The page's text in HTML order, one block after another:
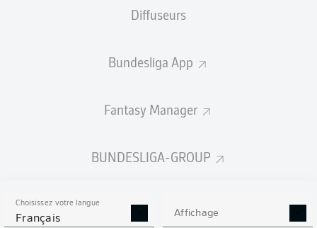
Diffuseurs
Bundesliga App
Fantasy Manager
BUNDESLIGA-GROUP
Choisissez votre langue
Français Affichage
0